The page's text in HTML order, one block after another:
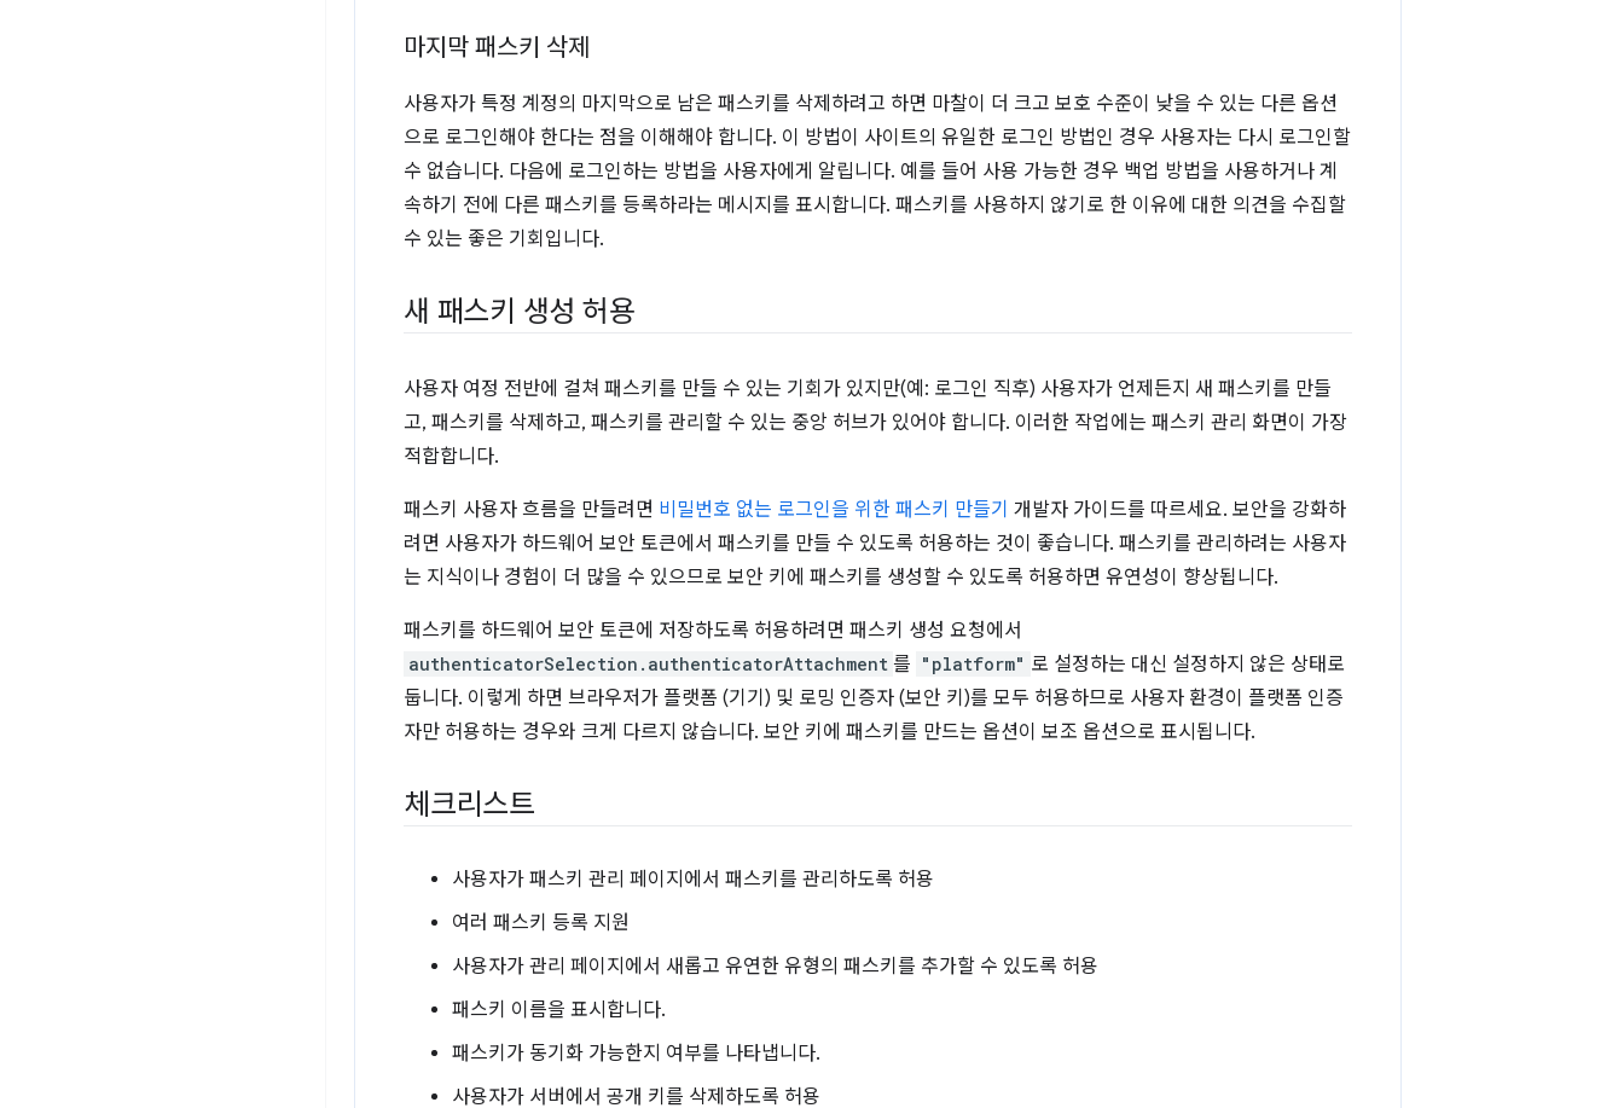
마지막 패스키 삭제
사용자가 특정 계정의 마지막으로 남은 패스키를 삭제하려고 하면 마찰이 더 크고 보호 수준이 낮을 수 있는 다른 옵션
으로 로그인해야 한다는 점을 이해해야 합니다. 이 방법이 사이트의 유일한 로그인 방법인 경우 사용자는 다시 로그인할
수 없습니다. 다음에 로그인하는 방법을 사용자에게 알립니다. 예를 들어 사용 가능한 경우 백업 방법을 사용하거나 계
속하기 전에 다른 패스키를 등록하라는 메시지를 표시합니다. 패스키를 사용하지 않기로 한 이유에 대한 의견을 수집할
수 있는 좋은 기회입니다.
새 패스키 생성 허용
사용자 여정 전반에 걸쳐 패스키를 만들 수 있는 기회가 있지만(예: 로그인 직후) 사용자가 언제든지 새 패스키를 만들
고, 패스키를 삭제하고, 패스키를 관리할 수 있는 중앙 허브가 있어야 합니다. 이러한 작업에는 패스키 관리 화면이 가장
적합합니다.
패스키 사용자 흐름을 만들려면 비밀번호 없는 로그인을 위한 패스키 만들기 개발자 가이드를 따르세요. 보안을 강화하
려면 사용자가 하드웨어 보안 토큰에서 패스키를 만들 수 있도록 허용하는 것이 좋습니다. 패스키를 관리하려는 사용자
는 지식이나 경험이 더 많을 수 있으므로 보안 키에 패스키를 생성할 수 있도록 허용하면 유연성이 향상됩니다.
패스키를 하드웨어 보안 토큰에 저장하도록 허용하려면 패스키 생성 요청에서
authenticatorSelection.authenticatorAttachment 를 "platform" 로 설정하는 대신 설정하지 않은 상태로
둡니다. 이렇게 하면 브라우저가 플랫폼 (기기) 및 로밍 인증자 (보안 키)를 모두 허용하므로 사용자 환경이 플랫폼 인증
자만 허용하는 경우와 크게 다르지 않습니다. 보안 키에 패스키를 만드는 옵션이 보조 옵션으로 표시됩니다.
체크리스트
사용자가 패스키 관리 페이지에서 패스키를 관리하도록 허용
여러 패스키 등록 지원
사용자가 관리 페이지에서 새롭고 유연한 유형의 패스키를 추가할 수 있도록 허용
패스키 이름을 표시합니다.
패스키가 동기화 가능한지 여부를 나타냅니다.
사용자가 서버에서 공개 키를 삭제하도록 허용